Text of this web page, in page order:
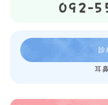
092-
診
耳